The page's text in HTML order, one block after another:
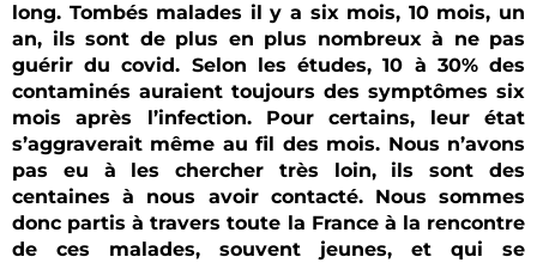
long. Tombés malades il y a six mois, 10 mois, un
an, ils sont de plus en plus nombreux à ne pas
guérir du covid. Selon les études, 10 à 30% des
contaminés auraient toujours des symptômes six
mois après l’infection. Pour certains, leur état
s’aggraverait même au fil des mois. Nous n’avons
pas eu à les chercher très loin, ils sont des
centaines à nous avoir contacté. Nous sommes
donc partis à travers toute la France à la rencontre
de ces malades, souvent jeunes, et qui se